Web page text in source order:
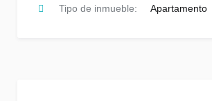
Tipo de inmueble: Apartamento